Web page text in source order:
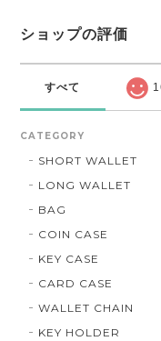
ショップの評価
すべて
CATEGORY
SHORT WALLET
LONG WALLET
BAG
COIN CASE
KEY CASE
CARD CASE
WALLET CHAIN
KEY HOLDER